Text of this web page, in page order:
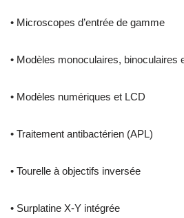
• Microscopes d’entrée de gamme
• Modèles monoculaires, binoculaires
• Modèles numériques et LCD
• Traitement antibactérien (APL)
• Tourelle à objectifs inversée
• Surplatine X-Y intégrée